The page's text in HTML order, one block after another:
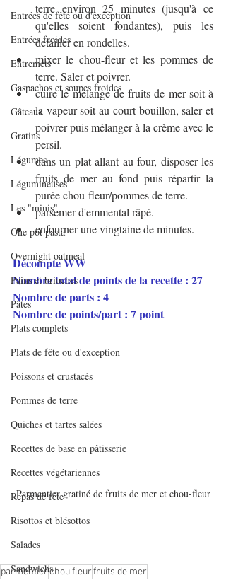
Entrées de fête ou d'exception
Entrées froides
Entremets
Gaspachos et soupes froides
Gâteaux
Gratins
Légumes
Légumineuses
Les "minis"
One pot pasta
Overnight oatmeal
Pains et brioches
Pâtes
Plats complets
Plats de fête ou d'exception
Poissons et crustacés
Pommes de terre
Quiches et tartes salées
Recettes de base en pâtisserie
Recettes végétariennes
Repas de fête
Risottos et blésottos
Salades
Sandwichs
terre environ 25 minutes (jusqu'à ce
qu'elles soient fondantes), puis les
détailler en rondelles.
mixer le chou-fleur et les pommes de
terre. Saler et poivrer.
cuire le mélange de fruits de mer soit à
la vapeur soit au court bouillon, saler et
poivrer puis mélanger à la crème avec le
persil.
dans un plat allant au four, disposer les
fruits de mer au fond puis répartir la
purée chou-fleur/pommes de terre.
parsemer d'emmental râpé.
enfourner une vingtaine de minutes.
Décompte WW
Nombre total de points de la recette : 27
Nombre de parts : 4
Nombre de points/part : 7 point
Parmentier gratiné de fruits de mer et chou-fleur
parmentierchou fleurfruits de mer